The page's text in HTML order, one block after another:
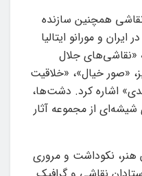
همچنین سازنده
احجام شیشه‌ای Glass Blowing در ایران و مورانو ایتالیا
«نقاشی‌های جلال
«صور خیال»، «خلاقیت
اشاره کرد. دشت‌ها،
از مجموعه آثار
هنر، نکوداشت و مروری